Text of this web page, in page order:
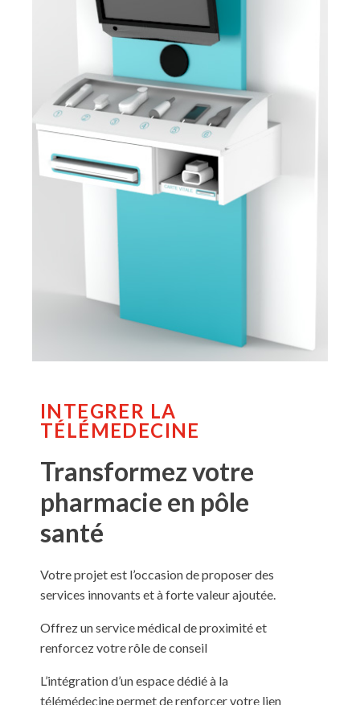
INTEGRER LA
TÉLÉMEDECINE
Transformez votre
pharmacie en pôle
santé
Votre projet est l’occasion de proposer des
services innovants et à forte valeur ajoutée.
Offrez un service médical de proximité et
renforcez votre rôle de conseil
L’intégration d’un espace dédié à la
télémédecine permet de renforcer votre lien